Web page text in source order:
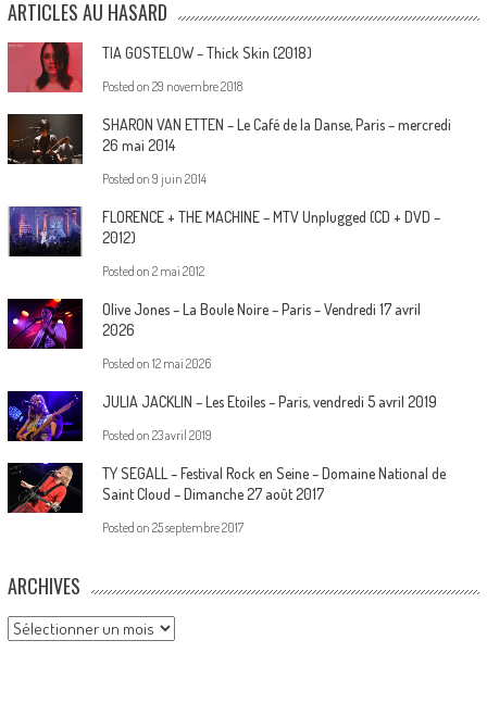
ARTICLES AU HASARD
TIA GOSTELOW – Thick Skin (2018)
Posted on 29 novembre 2018
SHARON VAN ETTEN – Le Café de la Danse, Paris – mercredi
26 mai 2014
Posted on 9 juin 2014
FLORENCE + THE MACHINE – MTV Unplugged (CD + DVD –
2012)
Posted on 2 mai 2012
Olive Jones – La Boule Noire – Paris – Vendredi 17 avril
2026
Posted on 12 mai 2026
JULIA JACKLIN – Les Etoiles – Paris, vendredi 5 avril 2019
Posted on 23 avril 2019
TY SEGALL – Festival Rock en Seine – Domaine National de
Saint Cloud – Dimanche 27 août 2017
Posted on 25 septembre 2017
ARCHIVES
Archives